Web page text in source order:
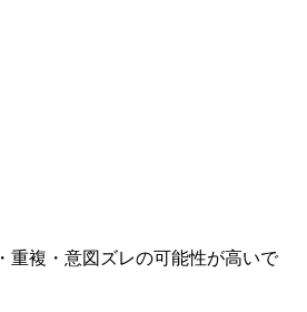
重複・意図ズレの可能性が高いで